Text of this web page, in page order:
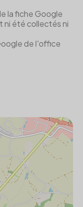
la fiche Google
ni été collectés ni
de l'office